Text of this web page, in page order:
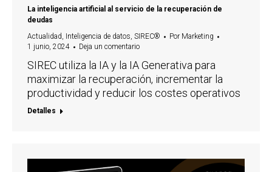
La inteligencia artificial al servicio de la recuperación de
deudas
Actualidad, Inteligencia de datos, SIREC® Por Marketing
1 junio, 2024
Deja un comentario
SIREC utiliza la IA y la IA Generativa para
maximizar la recuperación, incrementar la
productividad y reducir los costes operativos
Detalles